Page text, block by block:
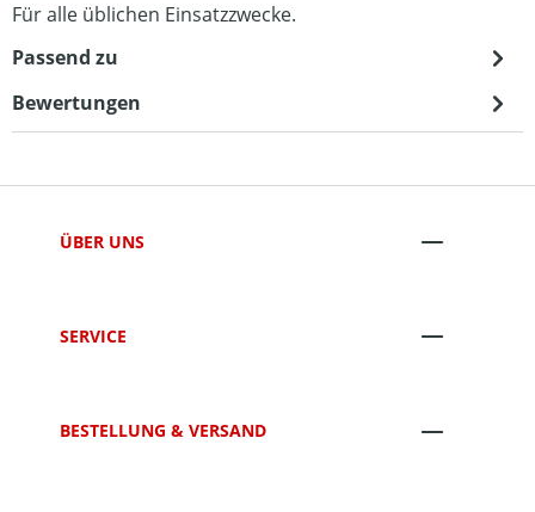
Für alle üblichen Einsatzzwecke.
Passend zu
Bewertungen
ÜBER UNS
SERVICE
BESTELLUNG & VERSAND